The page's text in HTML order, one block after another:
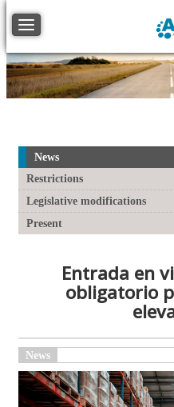
Toggle navigation
News
Restrictions
Legislative modifications
Present
Entrada en
obligatorio
News